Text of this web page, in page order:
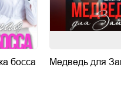
босса Медведь для